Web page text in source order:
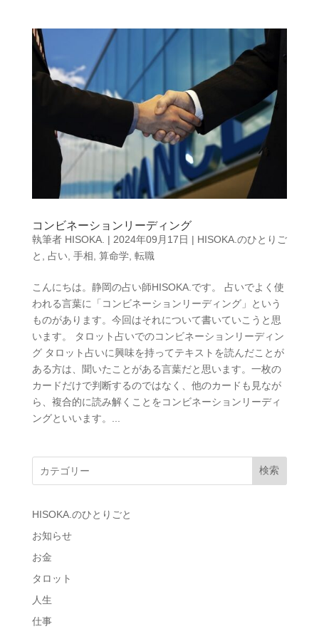
コンビネーションリーディング
執筆者 HISOKA. | 2024年09月17日 | HISOKA.のひとりご
と
占い 手相 算命学, 転職
こんにちは。静岡の占い師HISOKA.です。 占いでよく使
われる言葉に「コンビネーションリーディング」という
ものがあります。今回はそれについて書いていこうと思
います。 タロット占いでのコンビネーションリーディン
グ タロット占いに興味を持ってテキストを読んだことが
ある方は、聞いたことがある言葉だと思います。一枚の
カードだけで判断するのではなく、他のカードも見なが
ら、複合的に読み解くことをコンビネーションリーディ
ングといいます。...
検索
HISOKA.のひとりごと
お知らせ
お金
タロット
人生
仕事